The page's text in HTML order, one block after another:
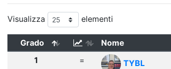
Visualizza elementi
Grado Nome
1
= TYBL